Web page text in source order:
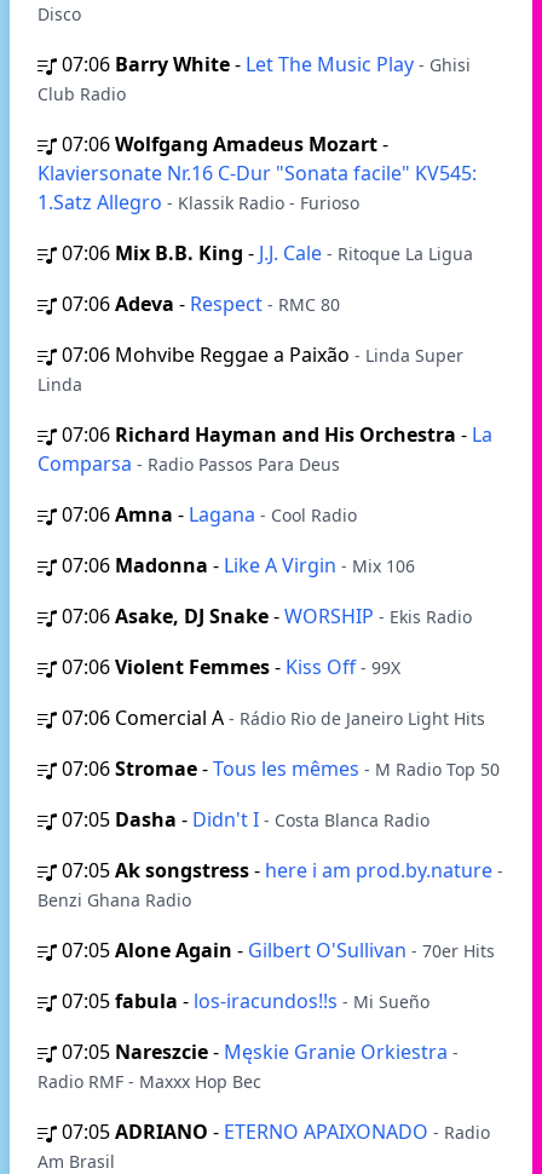
Disco
07:06 Barry White- Let The Music Play - Ghisi
Club Radio
07:06Wolfgang Amadeus Mozart-
Klaviersonate Nr.16 C-Dur "Sonata facile" KV545:
1.Satz Allegro - Klassik Radio - Furioso
07:06 Mix B.B. King - J.J. Cale - Ritoque La Ligua
07:06Adeva - Respect - RMC 80
07:06 Mohvibe Reggae a Paixão - Linda Super
Linda
07:06 Richard Hayman and His Orchestra - La
Comparsa - Radio Passos Para Deus
07:06Amna - Lagana - Cool Radio
07:06 Madonna - Like A Virgin - Mix 106
07:06Asake, DJ Snake-WORSHIP - Ekis Radio
07:06Violent Femmes- Kiss Off- 99X
07:06 Comercial A - Rádio Rio de Janeiro Light Hits
07:06Stromae-Tous les mêmes - M Radio Top 50
07:05 Dasha - Didn't I - Costa Blanca Radio
07:05Ak songstress- here i am prod.by.nature -
Benzi Ghana Radio
07:05Alone Again - Gilbert O'Sullivan - 70er Hits
07:05fabula - los-iracundos!!s - Mi Sueño
07:05 Nareszcie- Męskie Granie Orkiestra -
Radio RMF - Maxxx Hop Bec
07:05ADRIANO - ETERNO APAIXONADO - Radio
Am Brasil